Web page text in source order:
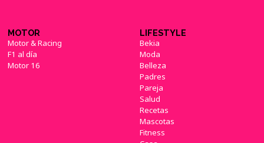
MOTOR
Motor & Racing
F1 al día
Motor 16
LIFESTYLE
Bekia
Moda
Belleza
Padres
Pareja
Salud
Recetas
Mascotas
Fitness